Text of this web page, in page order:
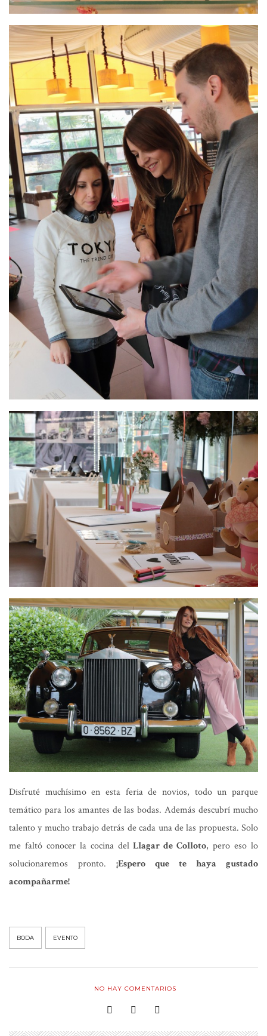
Disfruté muchísimo en esta feria de novios, todo un parque
temático para los amantes de las bodas. Además descubrí mucho
talento y mucho trabajo detrás de cada una de las propuesta. Solo
me faltó conocer la cocina delLlagar de Colloto, pero eso lo
solucionaremos pronto. ¡Espero que te haya gustado
acompañarme!
BODA EVENTO
NO HAY COMENTARIOS